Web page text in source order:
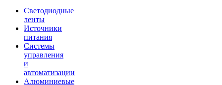
Светодиодные
ленты
Источники
питания
Системы
управления
и
автоматизации
Алюминиевые